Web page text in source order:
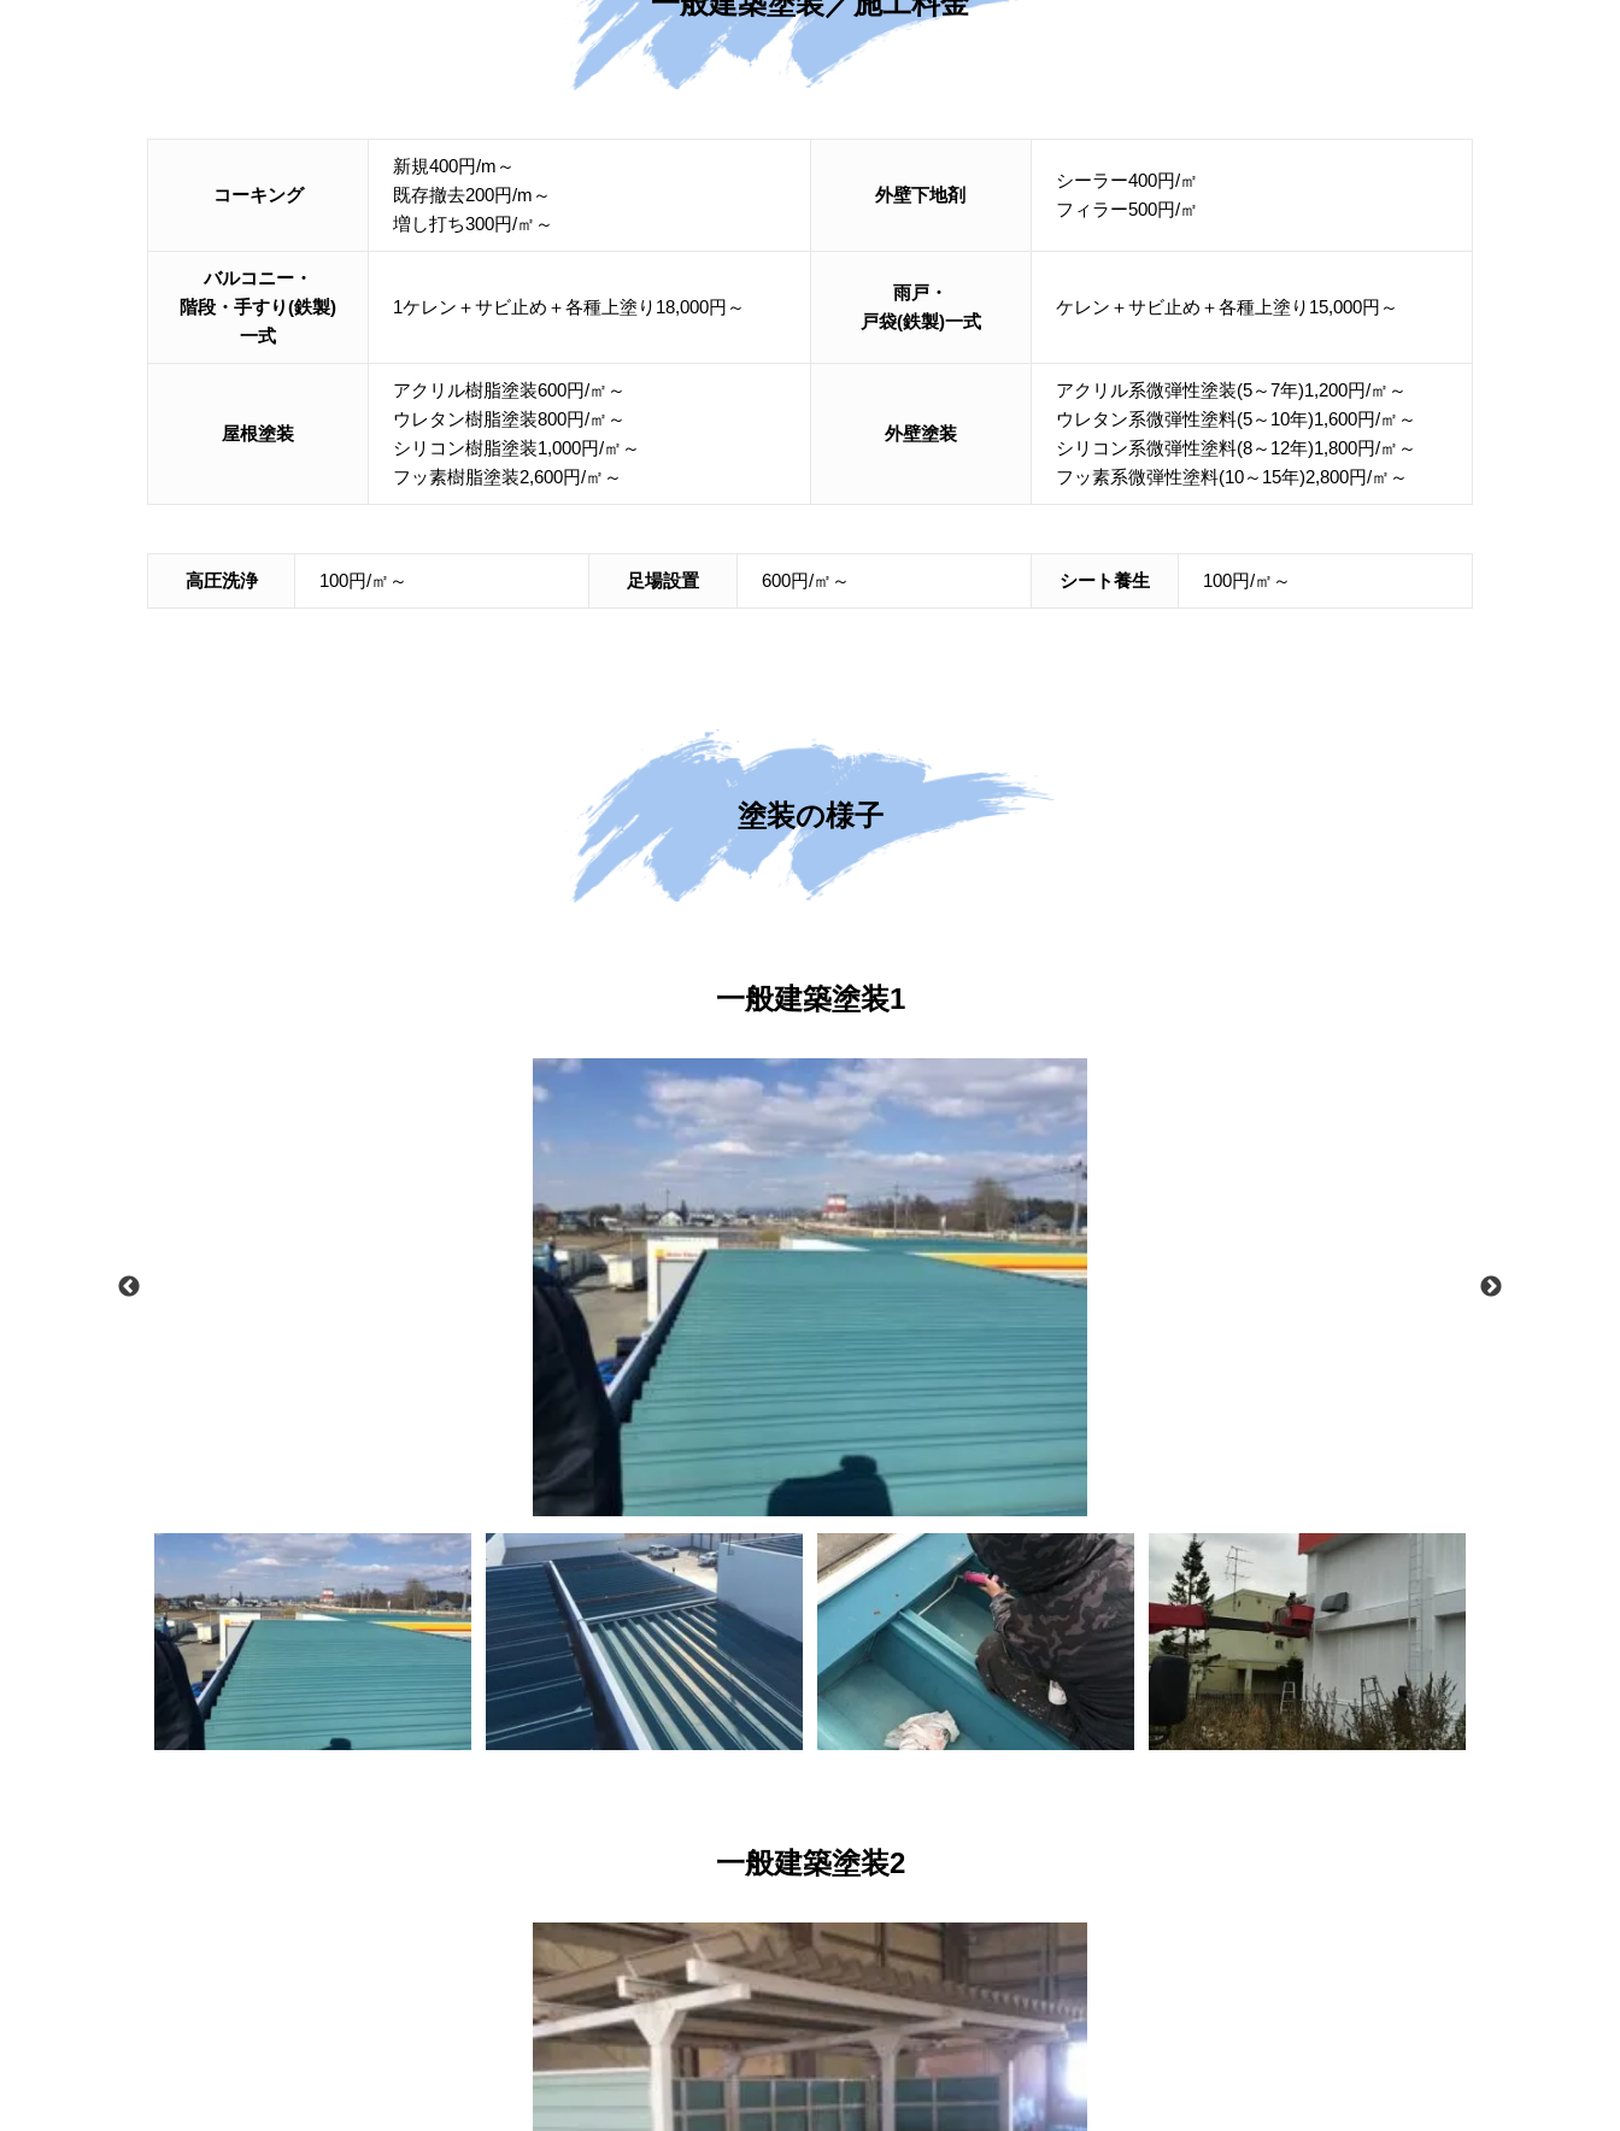
コーキング
新規400円/m～
既存撤去200円/m～
増し打ち300円/㎡～
外壁下地剤
シーラー400円/㎡
フィラー500円/㎡
バルコニー・
階段・手すり(鉄製)
一式
1ケレン＋サビ止め＋各種上塗り18,000円～
雨戸・
戸袋(鉄製)一式
ケレン＋サビ止め＋各種上塗り15,000円～
屋根塗装
アクリル樹脂塗装600円/㎡～
ウレタン樹脂塗装800円/㎡～
シリコン樹脂塗装1,000円/㎡～
フッ素樹脂塗装2,600円/㎡～
外壁塗装
アクリル系微弾性塗装(5～7年)1,200円/㎡～
ウレタン系微弾性塗料(5～10年)1,600円/㎡～
シリコン系微弾性塗料(8～12年)1,800円/㎡～
フッ素系微弾性塗料(10～15年)2,800円/㎡～
高圧洗浄 100円/㎡～ 足場設置 600円/㎡～ シート養生 100円/㎡～
塗装の様子
一般建築塗装1
一般建築塗装2